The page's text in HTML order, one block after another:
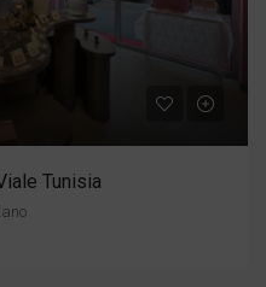
Tunisia